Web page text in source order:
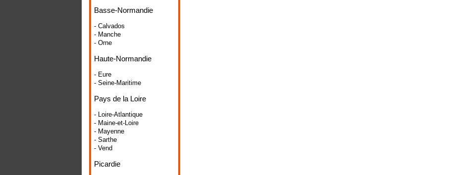
Basse-Normandie
- Calvados
- Manche
- Orne
Haute-Normandie
- Eure
- Seine-Maritime
Pays de la Loire
- Loire-Atlantique
- Maine-et-Loire
- Mayenne
- Sarthe
- Vend
Picardie